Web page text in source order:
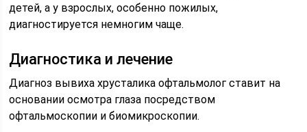
детей, а у взрослых, особенно пожилых,
диагностируется немногим чаще.
Диагностика и лечение
Диагноз вывиха хрусталика офтальмолог ставит на
основании осмотра глаза посредством
офтальмоскопии и биомикроскопии.